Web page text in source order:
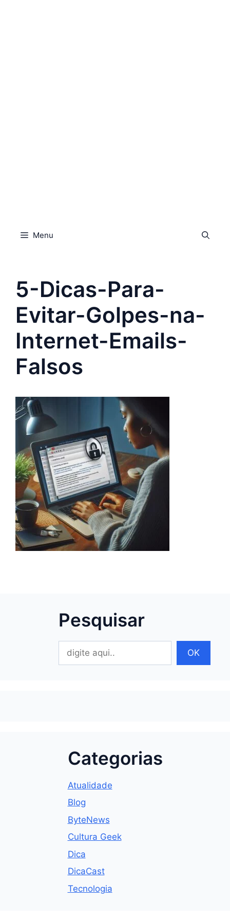
Menu
5-Dicas-Para-
Evitar-Golpes-na-
Internet-Emails-
Falsos
Pesquisar
OK
Categorias
Atualidade
Blog
ByteNews
Cultura Geek
Dica
DicaCast
Tecnologia